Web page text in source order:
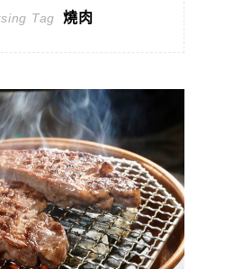
Tag 燒肉